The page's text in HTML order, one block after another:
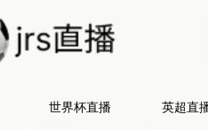
世界杯直播 英超直